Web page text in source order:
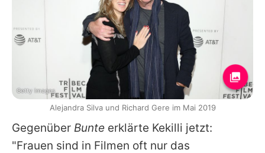
Gegenüber Bunte erklärte Kekilli jetzt:
"Frauen sind in Filmen oft nur das
Getty Images
Alejandra Silva und Richard Gere im Mai 2019